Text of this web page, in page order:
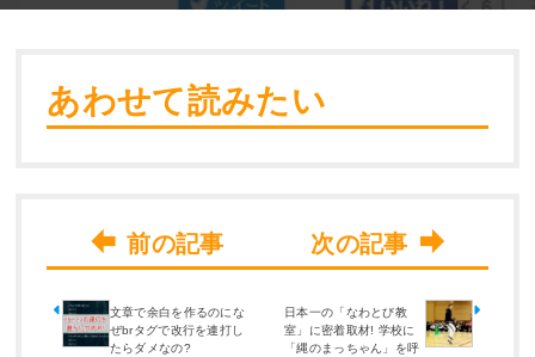
あわせて読みたい
文章で余白を作るのにな
ぜbrタグで改行を連打し
たらダメなの?
日本一の「なわとび教
室」に密着取材! 学校に
「縄のまっちゃん」を呼